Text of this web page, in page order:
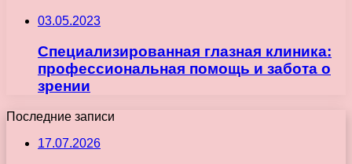
03.05.2023
Специализированная глазная клиника:
профессиональная помощь и забота о
зрении
Последние записи
17.07.2026